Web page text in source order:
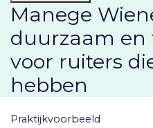
Manege
duurzaam en
voor ruiters
hebben
praktijkvoorbeeld